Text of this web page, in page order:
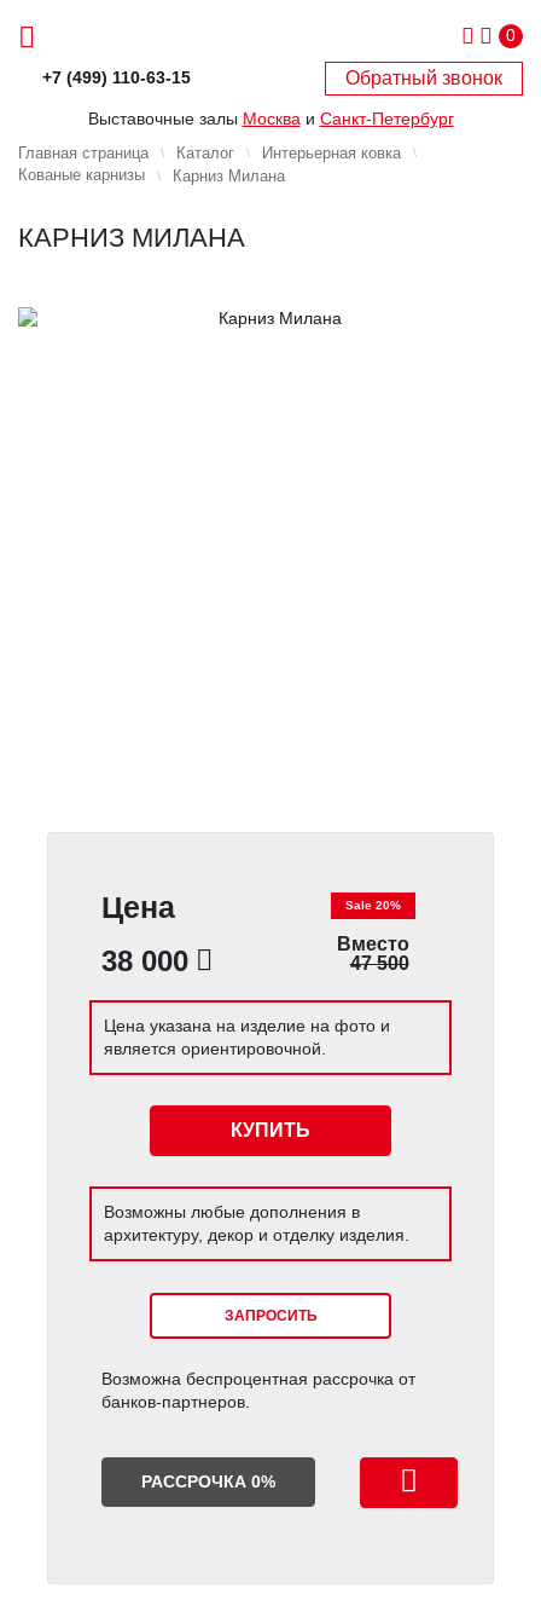
0
+7 (499) 110-63-15 Обратный звонок
Выставочные залы Москва и Санкт-Петербург
Главная страница Каталог
Интерьерная ковка
Кованые карнизы
Карниз Милана
КАРНИЗ МИЛАНА
Цена
38 000
Sale 20%
Вместо
47 500
Цена указана на изделие на фото и
является ориентировочной.
КУПИТЬ
Возможны любые дополнения в
архитектуру, декор и отделку изделия.
ЗАПРОСИТЬ
Возможна беспроцентная расcрочка от
банков-партнеров.
РАССРОЧКА 0%